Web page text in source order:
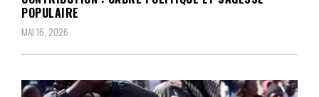
POPULAIRE
MAI 16, 2026